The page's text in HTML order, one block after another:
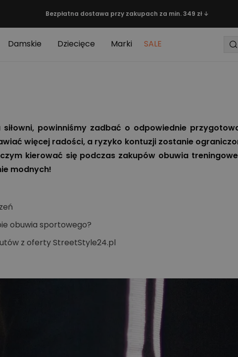
Bezpłatna dostawa przy zakupach za min. 349 zł ↓
Damskie Dziecięce Marki SALE
powinniśmy zadbać o odpowiednie
więcej radości, a ryzyko kontuzji zostanie
kierować się podczas zakupów obuwia
modnych!
obuwia sportowego?
z oferty StreetStyle24.pl